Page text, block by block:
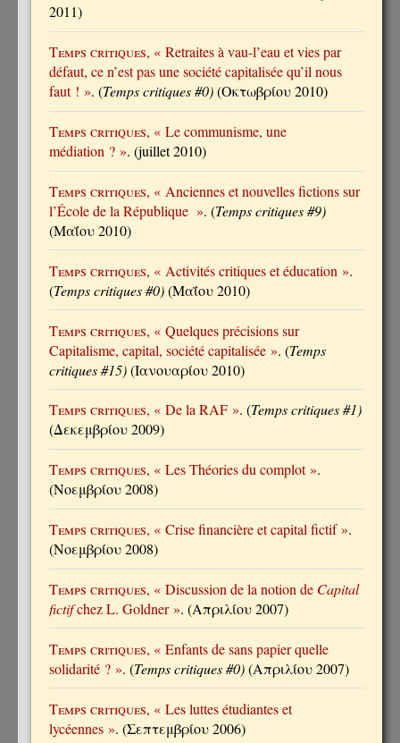
2011)
Temps critiques, « Retraites à vau-l’eau et vies par
défaut, ce n’est pas une société capitalisée qu’il nous
faut ! ». (Temps critiques #0)(Οκτωβρίου 2010)
Temps critiques, « Le communisme, une
médiation ? ». (juillet 2010)
Temps critiques, « Anciennes et nouvelles fictions sur
l’École de la République ». (Temps critiques #9)
(Μαΐου 2010)
Temps critiques, « Activités critiques et éducation ».
(Temps critiques #0)(Μαΐου 2010)
Temps critiques, « Quelques précisions sur
Capitalisme, capital, société capitalisée ». (Temps
critiques #15)(Ιανουαρίου 2010)
Temps critiques, « De la RAF ». (Temps critiques #1)
(Δεκεμβρίου 2009)
Temps critiques, « Les Théories du complot ».
(Νοεμβρίου 2008)
Temps critiques, « Crise financière et capital fictif ».
(Νοεμβρίου 2008)
Temps critiques, « Discussion de la notion de Capital
fictifchez L. Goldner ». (Απριλίου 2007)
Temps critiques, « Enfants de sans papier quelle
solidarité ? ». (Temps critiques #0)(Απριλίου 2007)
Temps critiques, « Les luttes étudiantes et
lycéennes ». (Σεπτεμβρίου 2006)